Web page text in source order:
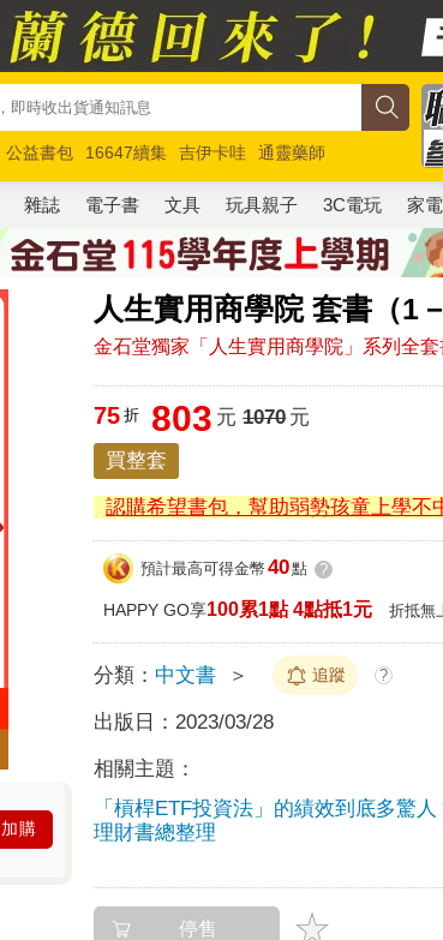
公益書包 16647續集 吉伊卡哇
通靈藥師
馬斯克 玩具總動員5 超慢跑
雜誌 電子書 文具 玩具親子 3C電玩 家電
人生實用商學院 套書（1
金石堂獨家「人生實用商學院」系列全
加購
75 折 803 元 1070元
買整套
認購希望書包，幫助弱勢孩童上學不
預計最高可得金幣 40點 ?
HAPPY GO享100累1點 4點抵1元 折抵無
分類： 中文書 ＞ 追蹤 ?
出版日： 2023/03/28
相關主題：
「槓桿ETF投資法」的績效到底多驚
理財書總整理
停售